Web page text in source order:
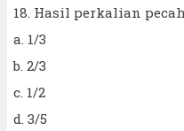
18. Hasil perkalian
a. 1/3
b. 2/3
c. 1/2
d. 3/5